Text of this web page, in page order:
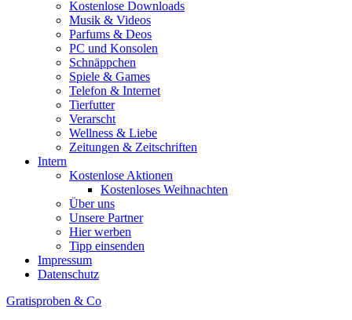
Kostenlose Downloads
Musik & Videos
Parfums & Deos
PC und Konsolen
Schnäppchen
Spiele & Games
Telefon & Internet
Tierfutter
Verarscht
Wellness & Liebe
Zeitungen & Zeitschriften
Intern
Kostenlose Aktionen
Kostenloses Weihnachten
Über uns
Unsere Partner
Hier werben
Tipp einsenden
Impressum
Datenschutz
Gratisproben & Co